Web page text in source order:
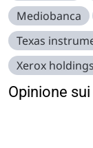
Mediobanca
Texas
Xerox
Opinione